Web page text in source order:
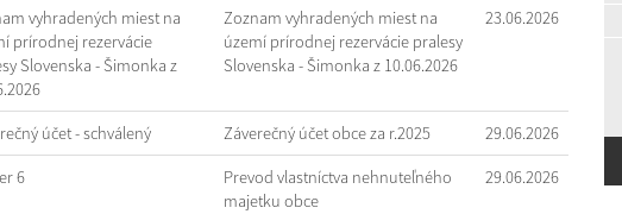
vyhradených miest na
prírodnej rezervácie
Slovenska - Šimonka z
Zoznam vyhradených miest na
území prírodnej rezervácie pralesy
Slovenska - Šimonka z 10.06.2026
23.06.2026
účet - schválený Záverečný účet obce za r.2025 29.06.2026
6
Prevod vlastníctva nehnuteľného
majetku obce
29.06.2026